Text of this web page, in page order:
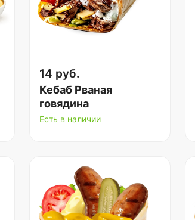
14 руб.
Кебаб Рваная
говядина
Есть в наличии